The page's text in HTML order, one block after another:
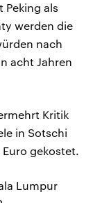
als
werden die
nach
acht Jahren
Kritik
in Sotschi
gekostet.
Lumpur